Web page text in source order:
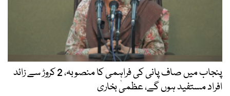
پنجاب میں صاف پانی کی فراہمی کا منصوبہ، 2 کروڑ سے زائد
افراد مستفید ہوں گے، عظمیٰ بخاری